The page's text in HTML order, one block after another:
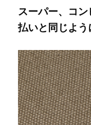
スーパー、コ
払いと同じよう